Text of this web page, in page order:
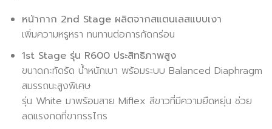
หน้ากาก 2nd Stage ผลิตจากสแตนเลสแบบเงา
เพิ่มความหรูหรา ทนทานต่อการกัดกร่อน
1st Stage รุ่น R600 ประสิทธิภาพสูง
ขนาดกะทัดรัด น้ำหนักเบา พร้อมระบบ Balanced Diaphragm
สมรรถนะสูงพิเศษ
รุ่น White มาพร้อมสาย Miflex สีขาวที่มีความยืดหยุ่น ช่วย
ลดแรงกดที่ขากรรไกร